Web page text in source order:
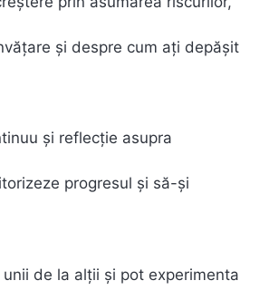
și despre cum ați depășit
și reflecție asupra
progresul și să-și
de la alții și pot experimenta